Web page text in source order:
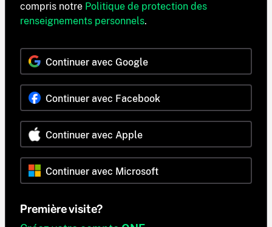
compris notre Politique de protection des
renseignements personnels.
Continuer avec Google
Continuer avec Facebook
Continuer avec Apple
Continuer avec Microsoft
Première visite?